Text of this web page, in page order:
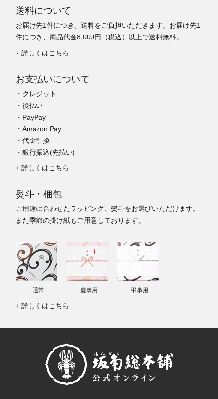
送料について
お届け先1件につき、送料をご負担いただきます。お届け先1
件につき、商品代金8,000円（税込）以上で送料無料。
詳しくはこちら
お支払いについて
・クレジット
・後払い
・PayPay
・Amazon Pay
・代金引換
・銀行振込(先払い)
詳しくはこちら
熨斗・梱包
ご用途に合わせたラッピング、熨斗をお選びいただけます。
また季節の掛け紙もご用意しております。
通常 慶事用 弔事用
詳しくはこちら